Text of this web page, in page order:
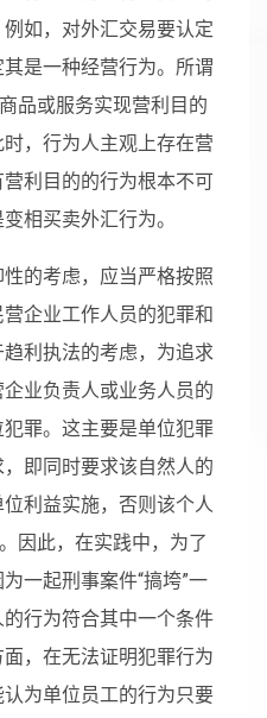
如，对外汇交易要认定
是一种经营行为。所谓
品或服务实现营利目的
，行为人主观上存在营
利目的的行为根本不可
相买卖外汇行为。
的考虑，应当严格按照
企业工作人员的犯罪和
利执法的考虑，为追求
业负责人或业务人员的
罪。这主要是单位犯罪
即同时要求该自然人的
利益实施，否则该个人
因此，在实践中，为了
一起刑事案件“搞垮”一
行为符合其中一个条件
，在无法证明犯罪行为
为单位员工的行为只要